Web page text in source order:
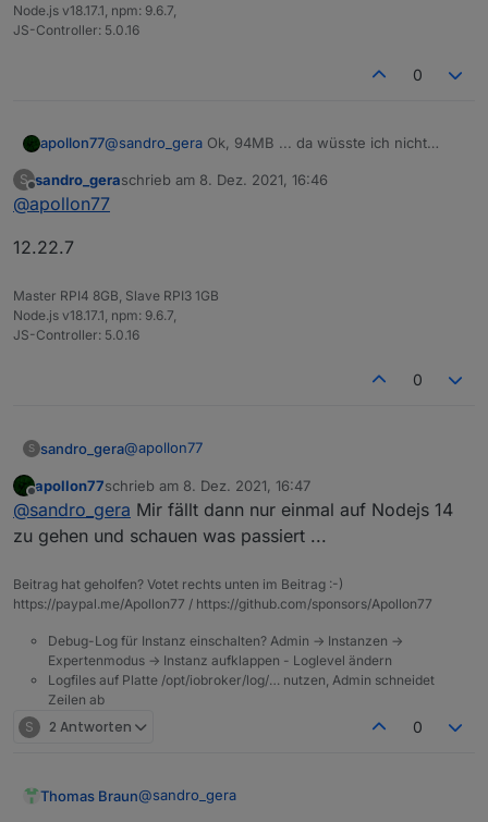
Node.js v18.17.1, npm: 9.6.7,
JS-Controller: 5.0.16
0
apollon77@sandro_gera Ok, 94MB ... da wüsste ich nicht
Welche Node.js version?
S
Offline
sandro_geraschrieb am 8. Dez. 2021, 16:46
zuletzt editiert von
@apollon77
12.22.7
Master RPI4 8GB, Slave RPI3 1GB
Node.js v18.17.1, npm: 9.6.7,
JS-Controller: 5.0.16
0
S sandro_gera@apollon77
12.22.7
Offline
apollon77schrieb am 8. Dez. 2021, 16:47
zuletzt editiert von
@sandro_gera Mir fällt dann nur einmal auf Nodejs 14
zu gehen und schauen was passiert ...
Beitrag hat geholfen? Votet rechts unten im Beitrag :-)
https://paypal.me/Apollon77 / https://github.com/sponsors/Apollon77
Debug-Log für Instanz einschalten? Admin -> Instanzen ->
Expertenmodus -> Instanz aufklappen - Loglevel ändern
Logfiles auf Platte /opt/iobroker/log/… nutzen, Admin schneidet
Zeilen ab
S 2 Antworten 0
Thomas Braun@sandro_gera